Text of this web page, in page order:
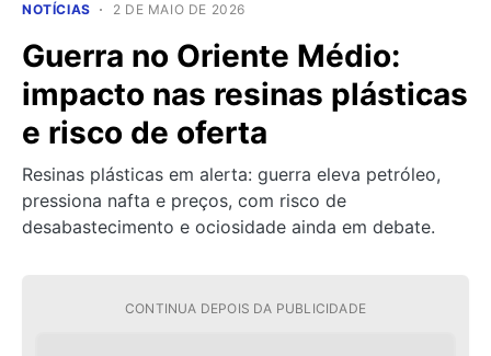
NOTÍCIAS 2 DE MAIO DE 2026
Guerra no Oriente Médio:
impacto nas resinas plásticas
e risco de oferta
Resinas plásticas em alerta: guerra eleva petróleo,
pressiona nafta e preços, com risco de
desabastecimento e ociosidade ainda em debate.
CONTINUA DEPOIS DA PUBLICIDADE